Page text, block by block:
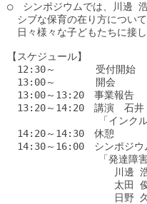
○　シンポジウムでは、川邊
シブな保育の在り方につい
日々様々な子どもたちに接
【スケジュール】
12:30～　　　　受付開始
13:00～　　　　開会
13:00～13:20　事業報
13:20～14:20　講演　石井
「インクルーシブ保育
14:20～14:30　休憩
14:30～16:00　シンポジウ
「発達障害のある幼児
川邊 浩史 氏（西九
太田 俊己 氏（関東
日野 久美子 氏（